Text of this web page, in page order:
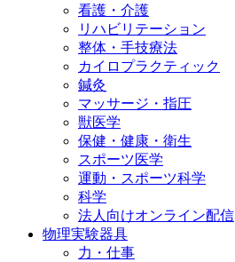
看護・介護
リハビリテーション
整体・手技療法
カイロプラクティック
鍼灸
マッサージ・指圧
獣医学
保健・健康・衛生
スポーツ医学
運動・スポーツ科学
科学
法人向けオンライン配信
物理実験器具
力・仕事